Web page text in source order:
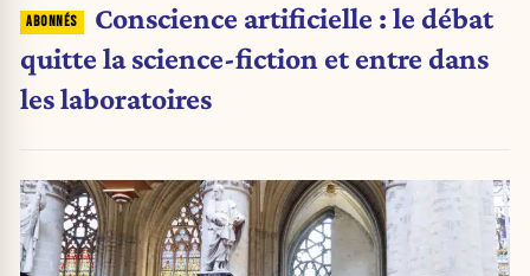
Conscience artificielle : le débat
quitte la science-fiction et entre dans
les laboratoires